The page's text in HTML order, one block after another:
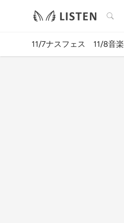
検索
11/7ナスフェス 11/8音